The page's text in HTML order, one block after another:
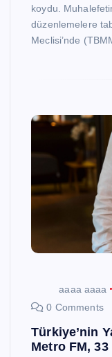
koydu.
düzenlemelere
Meclisi’nde
aaaa aaaa
0 Comments
Türkiye’nin
Metro FM, 33